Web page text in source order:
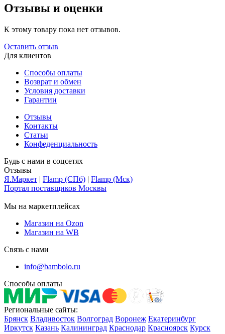
Отзывы и оценки
К этому товару пока нет отзывов.
Оставить отзыв
Для клиентов
Способы оплаты
Возврат и обмен
Условия доставки
Гарантии
Отзывы
Контакты
Статьи
Конфеденциальность
Будь с нами в соцсетях
Отзывы
Я.Маркет | Flamp (СПб) | Flamp (Мск)
Портал поставщиков Москвы
Мы на маркетплейсах
Магазин на Ozon
Магазин на WB
Связь с нами
info@bambolo.ru
Способы оплаты
Региональные сайты:
Брянск Владивосток Волгоград Воронеж Екатеринбург
Иркутск Казань Калининград Краснодар Красноярск Курск